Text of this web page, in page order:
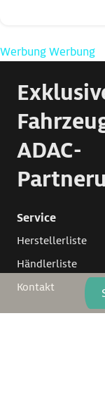
WerbungWerbung
ADAC-
Service
Herstellerliste
Händlerliste
Kontakt